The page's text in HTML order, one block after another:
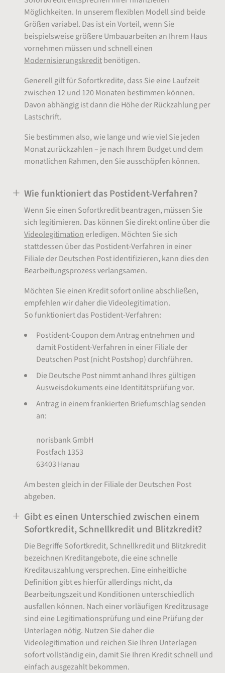
Möglichkeiten. In unserem flexiblen Modell sind beide
Größen variabel. Das ist ein Vorteil, wenn Sie
beispielsweise größere Umbauarbeiten an Ihrem Haus
vornehmen müssen und schnell einen
Modernisierungskreditbenötigen.
Generell gilt für Sofortkredite, dass Sie eine Laufzeit
zwischen 12 und 120 Monaten bestimmen können.
Davon abhängig ist dann die Höhe der Rückzahlung per
Lastschrift.
Sie bestimmen also, wie lange und wie viel Sie jeden
Monat zurückzahlen – je nach Ihrem Budget und dem
monatlichen Rahmen, den Sie ausschöpfen können.
Wie funktioniert das Postident-Verfahren?
Wenn Sie einen Sofortkredit beantragen, müssen Sie
sich legitimieren. Das können Sie direkt online über die
Videolegitimationerledigen. Möchten Sie sich
stattdessen über das Postident-Verfahren in einer
Filiale der Deutschen Post identifizieren, kann dies den
Bearbeitungsprozess verlangsamen.
Möchten Sie einen Kredit sofort online abschließen,
empfehlen wir daher die Videolegitimation.
So funktioniert das Postident-Verfahren:
Postident-Coupon dem Antrag entnehmen und
damit Postident-Verfahren in einer Filiale der
Deutschen Post (nicht Postshop) durchführen.
Die Deutsche Post nimmt anhand Ihres gültigen
Ausweisdokuments eine Identitätsprüfung vor.
Antrag in einem frankierten Briefumschlag senden
an:
norisbank GmbH
Postfach 1353
63403 Hanau
Am besten gleich in der Filiale der Deutschen Post
abgeben.
Gibt es einen Unterschied zwischen einem
Sofortkredit, Schnellkredit und Blitzkredit?
Die Begriffe Sofortkredit, Schnellkredit und Blitzkredit
bezeichnen Kreditangebote, die eine schnelle
Kreditauszahlung versprechen. Eine einheitliche
Definition gibt es hierfür allerdings nicht, da
Bearbeitungszeit und Konditionen unterschiedlich
ausfallen können. Nach einer vorläufigen Kreditzusage
sind eine Legitimationsprüfung und eine Prüfung der
Unterlagen nötig. Nutzen Sie daher die
Videolegitimation und reichen Sie Ihren Unterlagen
sofort vollständig ein, damit Sie Ihren Kredit schnell und
einfach ausgezahlt bekommen.